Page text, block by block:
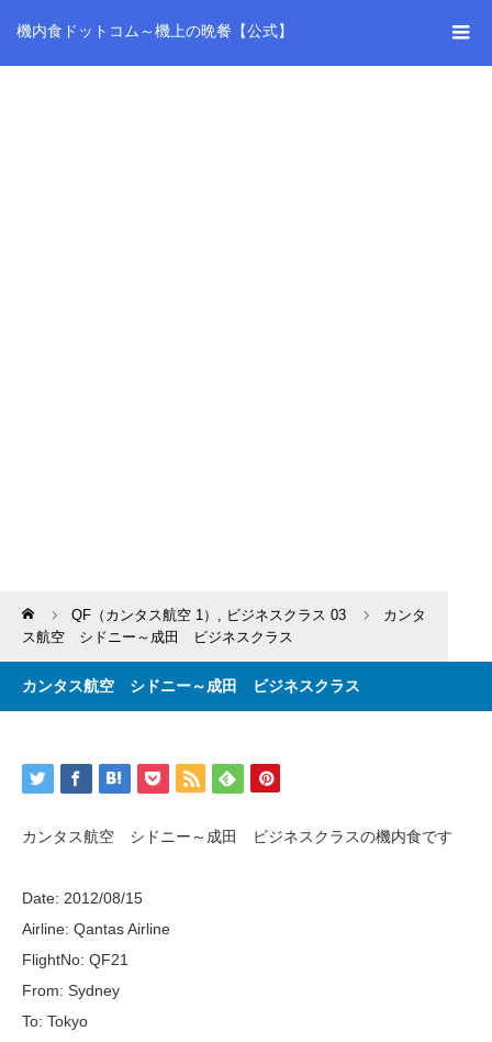
機内食ドットコム～機上の晩餐【公式】
Home QF（カンタス航空 1） , ビジネスクラス 03
カンタ
ス航空 シドニー～成田 ビジネスクラス
カンタス航空 シドニー～成田 ビジネスクラス
カンタス航空 シドニー～成田 ビジネスクラスの機内食です
Date: 2012/08/15
Airline: Qantas Airline
FlightNo: QF21
From: Sydney
To: Tokyo